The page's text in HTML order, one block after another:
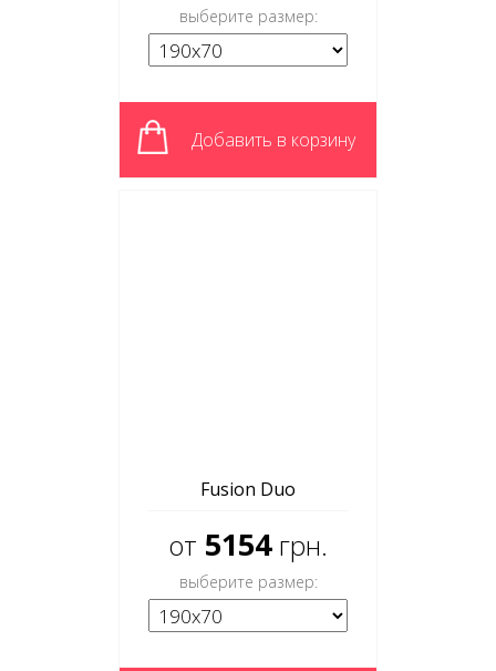
выберите размер:
Добавить в корзину
Fusion Duo
от 5154 грн.
выберите размер: